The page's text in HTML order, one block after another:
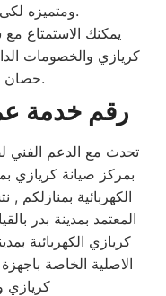
ومتميزه لكى حتى تظل رقم 1 في السوق.
يمكنك الاستمتاع
حصان و2.25حصان و3حصان.
رقم خدمة
بمركز صيانة كريازي
الكهربائية
المعتمد بمدينة بدر
كريازي الكهربائية
الاصلية الخاصة
كريازي